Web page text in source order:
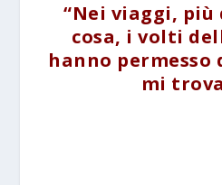
“Nei viaggi,
cosa, i volti
hanno permesso
mi